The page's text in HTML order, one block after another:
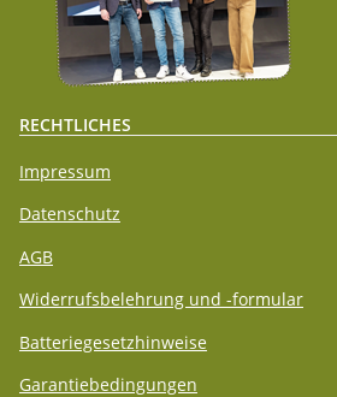
RECHTLICHES
Impressum
Datenschutz
AGB
Widerrufsbelehrung und -formular
Batteriegesetzhinweise
Garantiebedingungen